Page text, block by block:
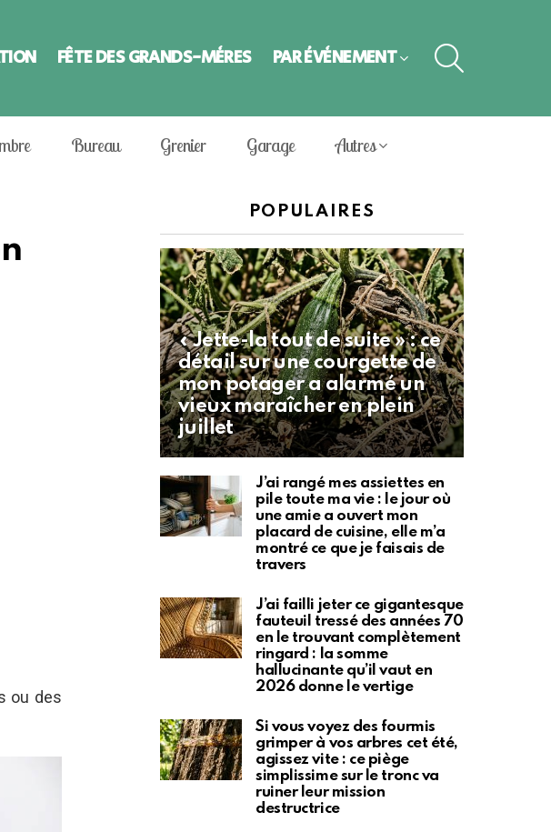
FÊTE DES GRANDS-MÈRES PAR ÉVÈNEMENT
Bureau Grenier Garage Autres
ou des
POPULAIRES
« Jette-la tout de suite » : ce
détail sur une courgette de
mon potager a alarmé un
vieux maraîcher en plein
juillet
J’ai rangé mes assiettes en
pile toute ma vie : le jour où
une amie a ouvert mon
placard de cuisine, elle m’a
montré ce que je faisais de
travers
J’ai failli jeter ce gigantesque
fauteuil tressé des années 70
en le trouvant complètement
ringard : la somme
hallucinante qu’il vaut en
2026 donne le vertige
Si vous voyez des fourmis
grimper à vos arbres cet été,
agissez vite : ce piège
simplissime sur le tronc va
ruiner leur mission
destructrice